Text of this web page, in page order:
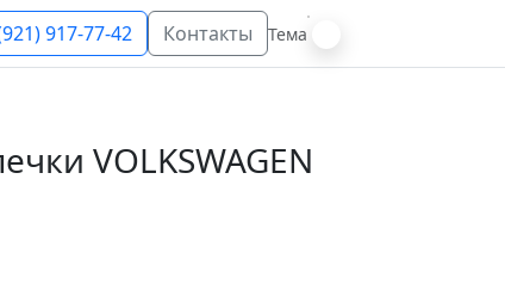
917-77-42 Контакты Тема
VOLKSWAGEN